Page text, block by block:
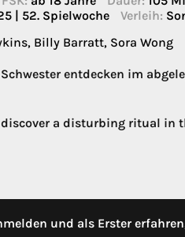
| 52. Spielwoche Verleih:
Billy Barratt, Sora Wong
entdecken im
a disturbing ritual in
und als Erster